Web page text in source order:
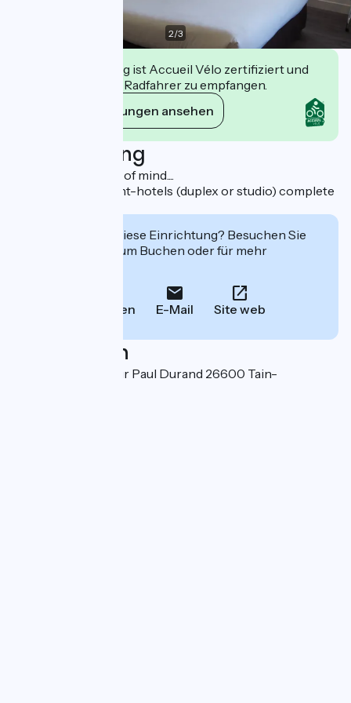
2/3
Diese Einrichtung ist Accueil Vélo zertifiziert und
verpflichtet sich, Radfahrer zu empfangen.
Ihre Verpflichtungen ansehen
Beschreibung
Fac & Spera a state of mind....
2 Lunasol apartment-hotels (duplex or studio) complete
Interessiert Sie diese Einrichtung? Besuchen Sie
deren Website zum Buchen oder für mehr
Anrufen E-Mail Site web
Localisation
1 avenue du Docteur Paul Durand 26600 Tain-